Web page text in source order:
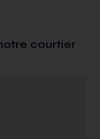
courtier